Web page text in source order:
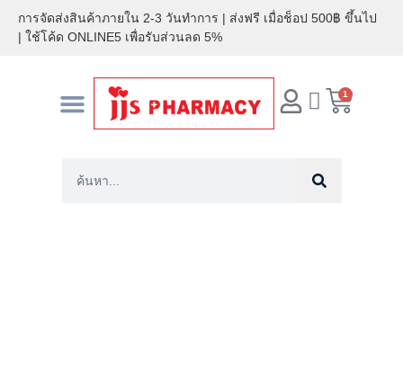
การจัดส่งสินค้าภายใน 2-3 วันทำการ | ส่งฟรี เมื่อช็อป 500฿ ขึ้นไป
| ใช้โค้ด ONLINE5 เพื่อรับส่วนลด 5%
1